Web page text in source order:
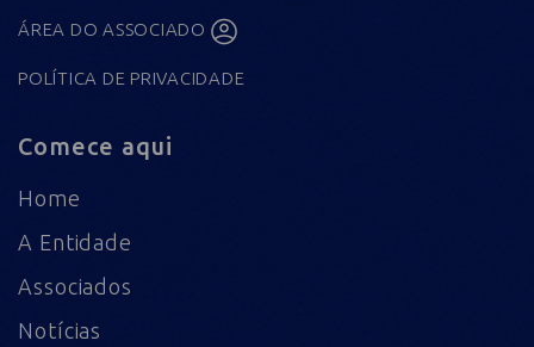
ÁREA DO ASSOCIADO
POLÍTICA DE PRIVACIDADE
Comece aqui
Home
A Entidade
Associados
Notícias